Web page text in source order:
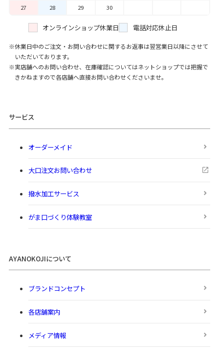
27
28 29 30
オンラインショップ休業日 電話対応休止日
休業日中のご注文・お問い合わせに関するお返事は翌営業日以降にさせて
いただいております。
実店舗へのお問い合わせ、在庫確認についてはネットショップでは把握で
きかねますので各店舗へ直接お問い合わせくださいませ。
サービス
オーダーメイド
大口注文お問い合わせ
撥水加工サービス
がま口づくり体験教室
AYANOKOJIについて
ブランドコンセプト
各店舗案内
メディア情報